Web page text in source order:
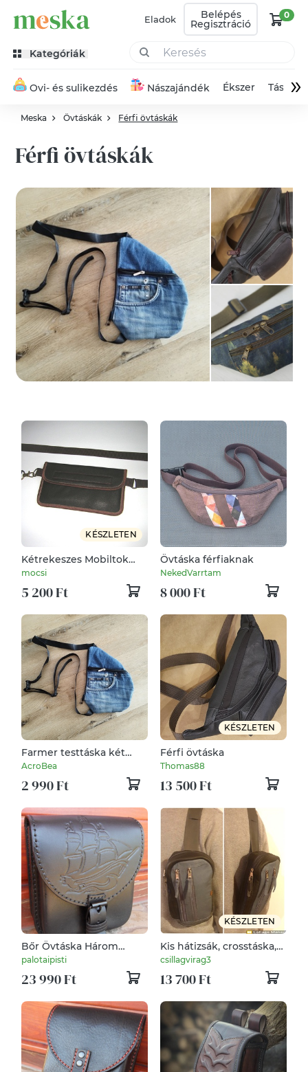
Eladok Belépés
Regisztráció
0
Kategóriák
Ovi- és sulikezdés Nászajándék Ékszer Táska»
Meska Övtáskák Férfi övtáskák
Férfi övtáskák
KÉSZLETEN
Kétrekeszes Mobiltok
övtáska sötétbarna
anyagból
mocsi
5 200 Ft
Övtáska férfiaknak
NekedVarrtam
8 000 Ft
Farmer testtáska két
rekesszel
AcroBea
2 990 Ft
KÉSZLETEN
Férfi övtáska
Thomas88
13 500 Ft
Bőr Övtáska Három
rekeszes "Hajós"
palotaipisti
23 990 Ft
KÉSZLETEN
Kis hátizsák, crosstáska,
övtáska, sling bag,
férfiaknak. Kék és szürke,
valódi bőr, vízzáró,
csillagvirag3
13 700 Ft